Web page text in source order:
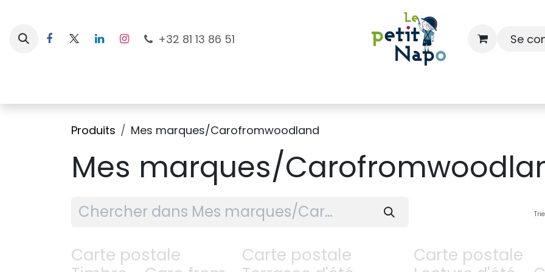
+32 81 13 86 51 Se
Produits Mes marques/Carofromwoodland
Mes marques/
Carte postale
Carte postale
Carte postale